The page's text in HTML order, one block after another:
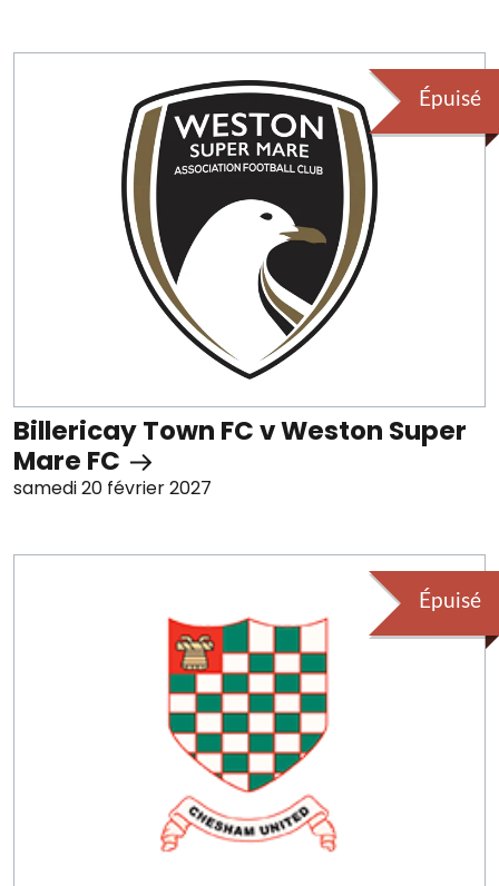
Épuisé
Billericay Town FC v Weston Super
Mare FC
samedi 20 février 2027
Épuisé